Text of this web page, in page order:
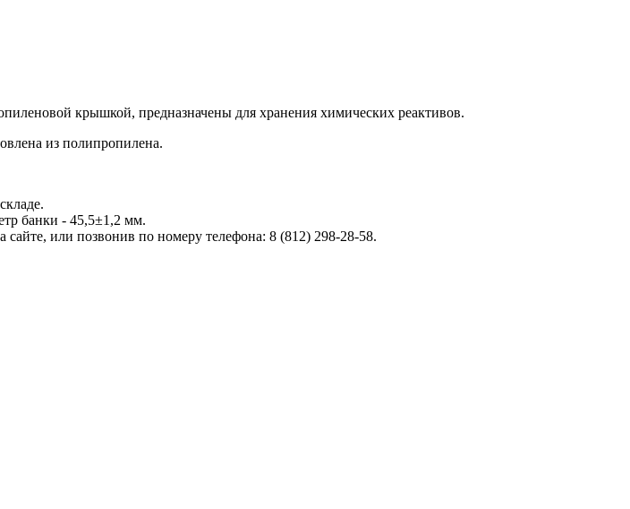
крышкой, предназначены для хранения химических реактивов.
из полипропилена.
банки - 45,5±1,2 мм.
или позвонив по номеру телефона: 8 (812) 298-28-58.